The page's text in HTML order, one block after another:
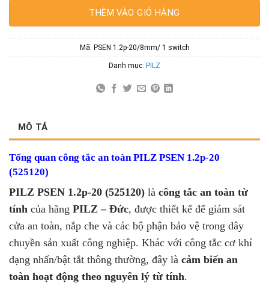
THÊM VÀO GIỎ HÀNG
Mã: PSEN 1.2p-20/8mm/ 1 switch
Danh mục: PILZ
MÔ TẢ
Tổng quan công tắc an toàn PILZ PSEN 1.2p-20
(525120)
PILZ PSEN 1.2p-20 (525120) là công tắc an toàn từ
tính của hãng PILZ – Đức, được thiết kế để giám sát
cửa an toàn, nắp che và các bộ phận bảo vệ trong dây
chuyền sản xuất công nghiệp. Khác với công tắc cơ khí
dạng nhấn/bật tắt thông thường, đây là cảm biến an
toàn hoạt động theo nguyên lý từ tính.